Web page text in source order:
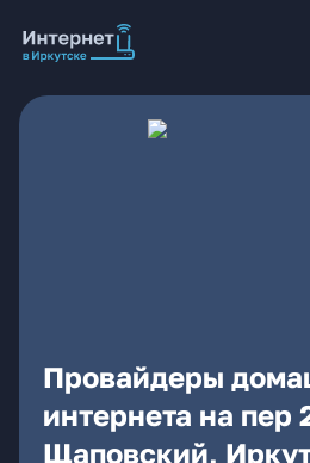
Провайдеры
интернета на пер
Щаповский,